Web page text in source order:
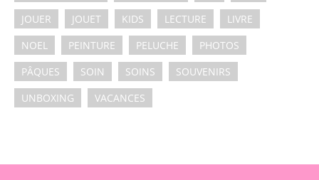
JOUER
JOUET KIDS LECTURE
LIVRE
NOEL
PEINTURE PELUCHE
PHOTOS
PÂQUES
SOIN SOINS
SOUVENIRS
UNBOXING
VACANCES